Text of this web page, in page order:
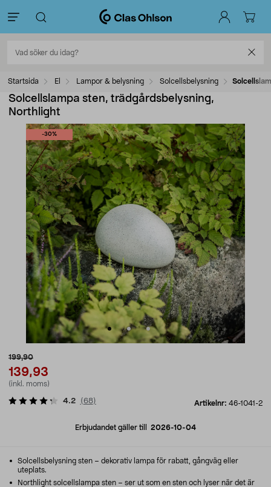
Startsida El Lampor & belysning Solcellsbelysning
Solcellslampa sten, trädgårdsbelysning,
Northlight
-30%
199,90
139,93
(inkl. moms)
Artikelnr: 46-1041-2
4.2 (68)
Erbjudandet gäller till 2026-10-04
Solcellsbelysning sten – dekorativ lampa för rabatt, gångväg eller
uteplats.
Northlight solcellslampa sten – ser ut som en sten och lyser när det är